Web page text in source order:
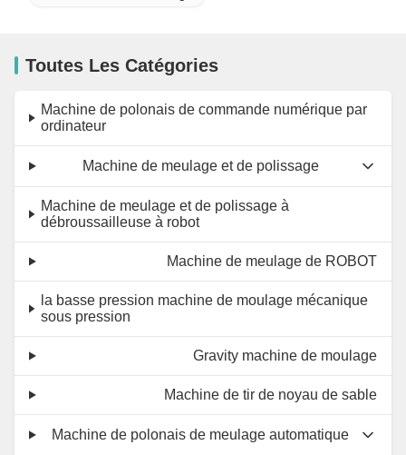
Toutes Les Catégories
Machine de polonais de commande numérique par
ordinateur
Machine de meulage et de polissage
Machine de meulage et de polissage à
débroussailleuse à robot
Machine de meulage de ROBOT
la basse pression machine de moulage mécanique
sous pression
Gravity machine de moulage
Machine de tir de noyau de sable
Machine de polonais de meulage automatique